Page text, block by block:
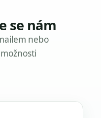
se nám
nebo